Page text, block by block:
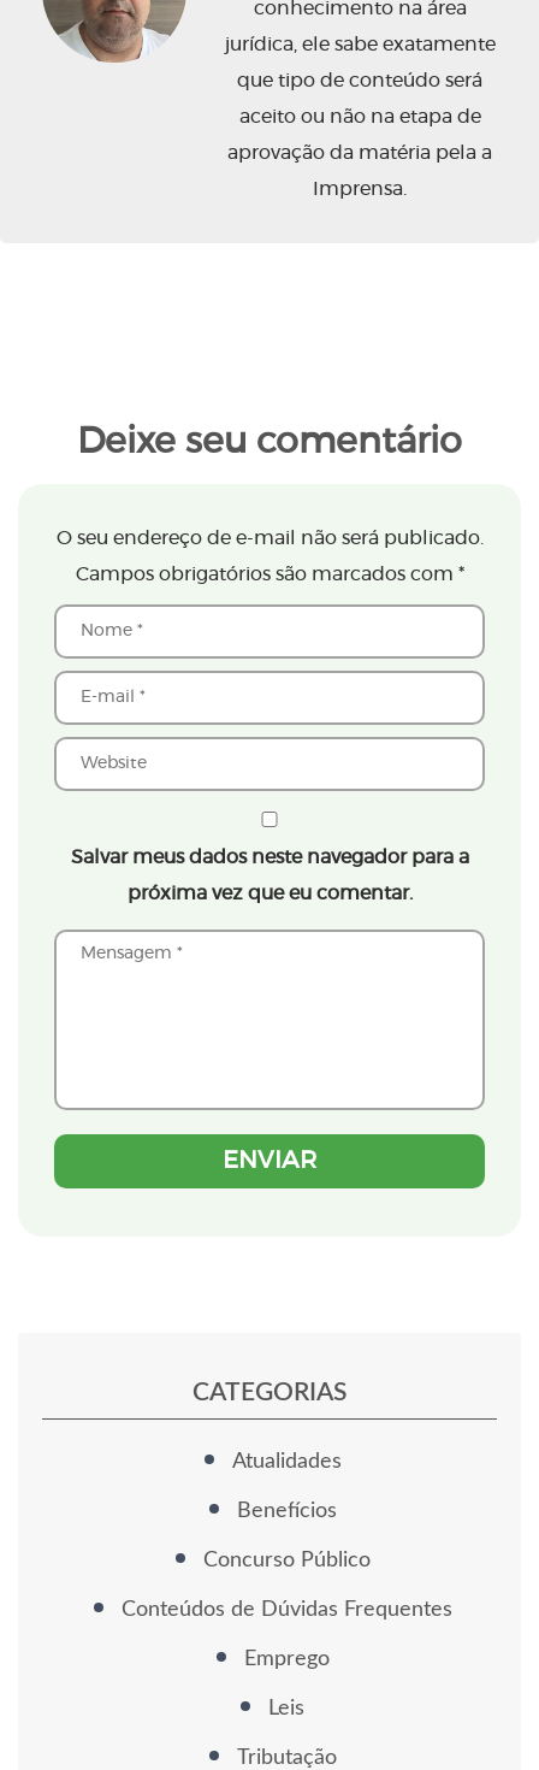
conhecimento na área
jurídica, ele sabe exatamente
que tipo de conteúdo será
aceito ou não na etapa de
aprovação da matéria pela a
Imprensa.
Deixe seu comentário
O seu endereço de e-mail não será publicado.
Campos obrigatórios são marcados com *
Salvar meus dados neste navegador para a
próxima vez que eu comentar.
CATEGORIAS
Atualidades
Benefícios
Concurso Público
Conteúdos de Dúvidas Frequentes
Emprego
Leis
Tributação